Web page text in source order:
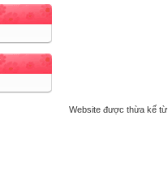
Website được thừa kế